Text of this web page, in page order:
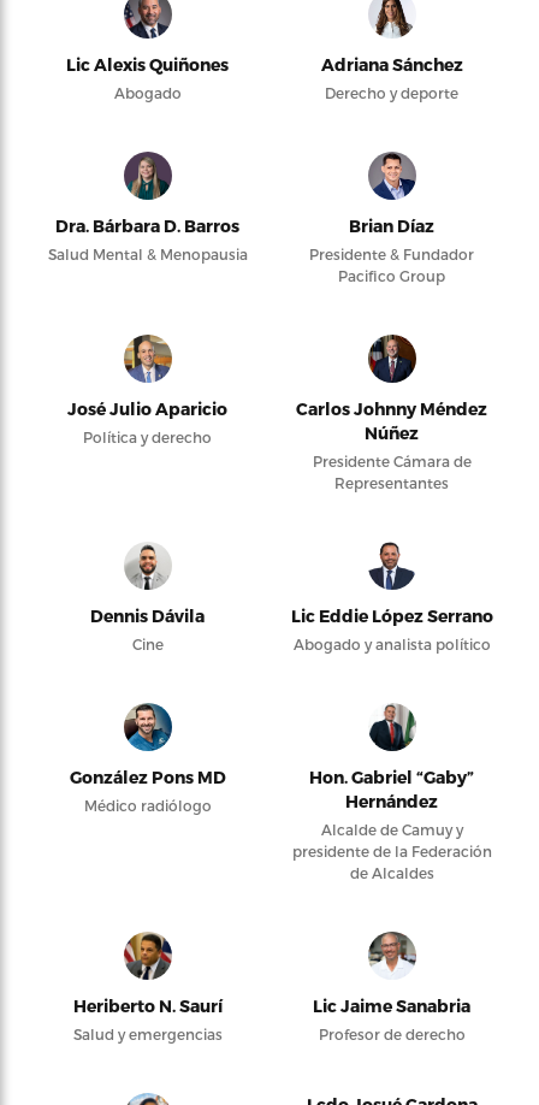
Lic Alexis Quiñones
Abogado
Adriana Sánchez
Derecho y deporte
Dra. Bárbara D. Barros
Salud Mental & Menopausia
Brian Díaz
Presidente & Fundador
Pacifico Group
José Julio Aparicio
Política y derecho
Carlos Johnny Méndez
Núñez
Presidente Cámara de
Representantes
Dennis Dávila
Cine
Lic Eddie López Serrano
Abogado y analista político
González Pons MD
Médico radiólogo
Hon. Gabriel “Gaby”
Hernández
Alcalde de Camuy y
presidente de la Federación
de Alcaldes
Heriberto N. Saurí
Salud y emergencias
Lic Jaime Sanabria
Profesor de derecho